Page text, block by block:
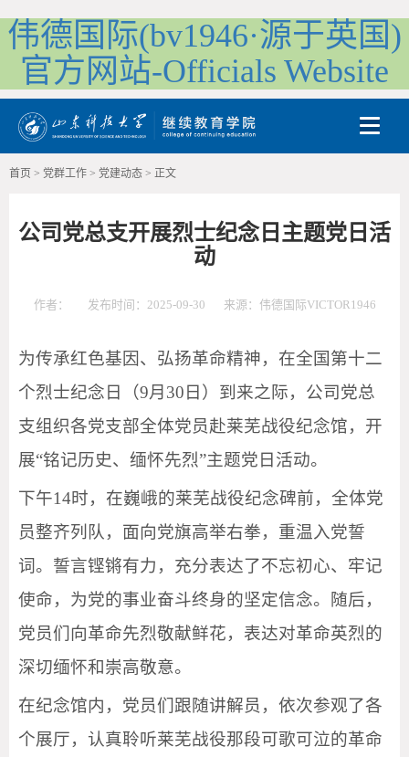
伟德国际(bv1946·源于英国)
官方网站-Officials Website
Toggle
首页 > 党群工作 > 党建动态 > 正文
公司党总支开展烈士纪念日主题党日活
动
作者： 发布时间：2025-09-30 来源：伟德国际VICTOR1946
为传承红色基因、弘扬革命精神，在全国第十二
个烈士纪念日（9月30日）到来之际，公司党总
支组织各党支部全体党员赴莱芜战役纪念馆，开
展“铭记历史、缅怀先烈”主题党日活动。
下午14时，在巍峨的莱芜战役纪念碑前，全体党
员整齐列队，面向党旗高举右拳，重温入党誓
词。誓言铿锵有力，充分表达了不忘初心、牢记
使命，为党的事业奋斗终身的坚定信念。随后，
党员们向革命先烈敬献鲜花，表达对革命英烈的
深切缅怀和崇高敬意。
在纪念馆内，党员们跟随讲解员，依次参观了各
个展厅，认真聆听莱芜战役那段可歌可泣的革命